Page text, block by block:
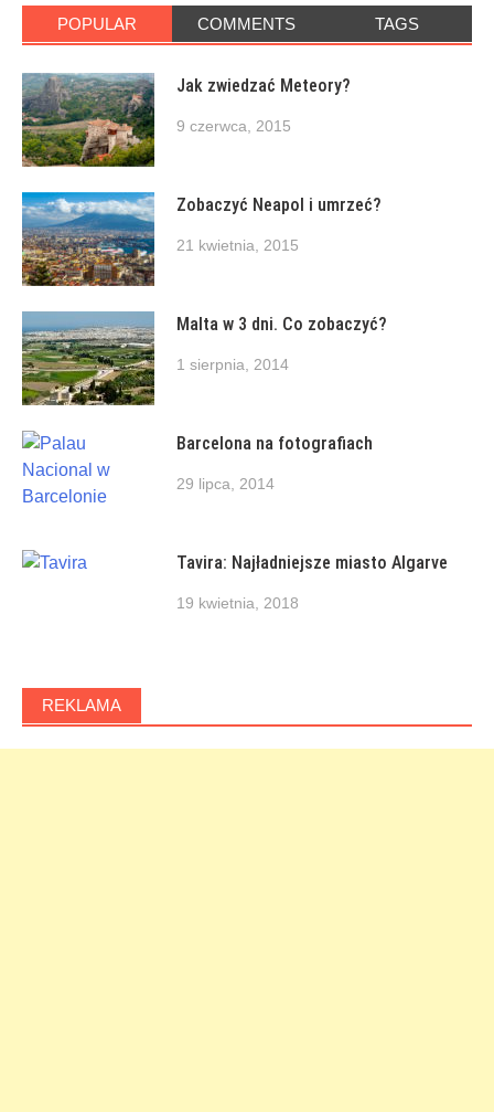
POPULAR COMMENTS TAGS
Jak zwiedzać Meteory?
9 czerwca, 2015
Zobaczyć Neapol i umrzeć?
21 kwietnia, 2015
Malta w 3 dni. Co zobaczyć?
1 sierpnia, 2014
Barcelona na fotografiach
29 lipca, 2014
Tavira: Najładniejsze miasto Algarve
19 kwietnia, 2018
REKLAMA